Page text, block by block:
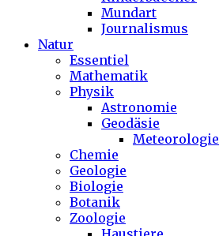
Mundart
Journalismus
Natur
Essentiel
Mathematik
Physik
Astronomie
Geodäsie
Meteorologie
Chemie
Geologie
Biologie
Botanik
Zoologie